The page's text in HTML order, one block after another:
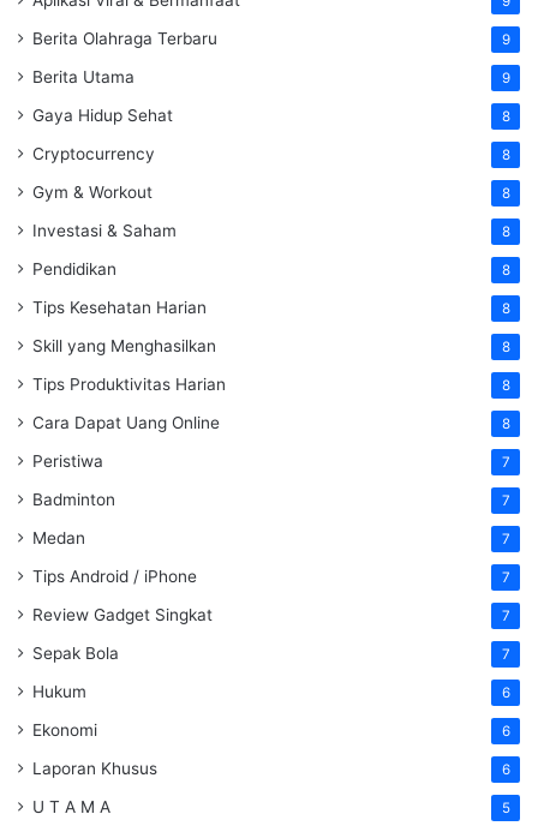
Berita Olahraga Terbaru 9
Berita Utama 9
Gaya Hidup Sehat 8
Cryptocurrency 8
Gym & Workout 8
Investasi & Saham 8
Pendidikan 8
Tips Kesehatan Harian 8
Skill yang Menghasilkan 8
Tips Produktivitas Harian 8
Cara Dapat Uang Online 8
Peristiwa 7
Badminton 7
Medan 7
Tips Android / iPhone 7
Review Gadget Singkat 7
Sepak Bola 7
Hukum 6
Ekonomi 6
Laporan Khusus 6
U T A M A 5